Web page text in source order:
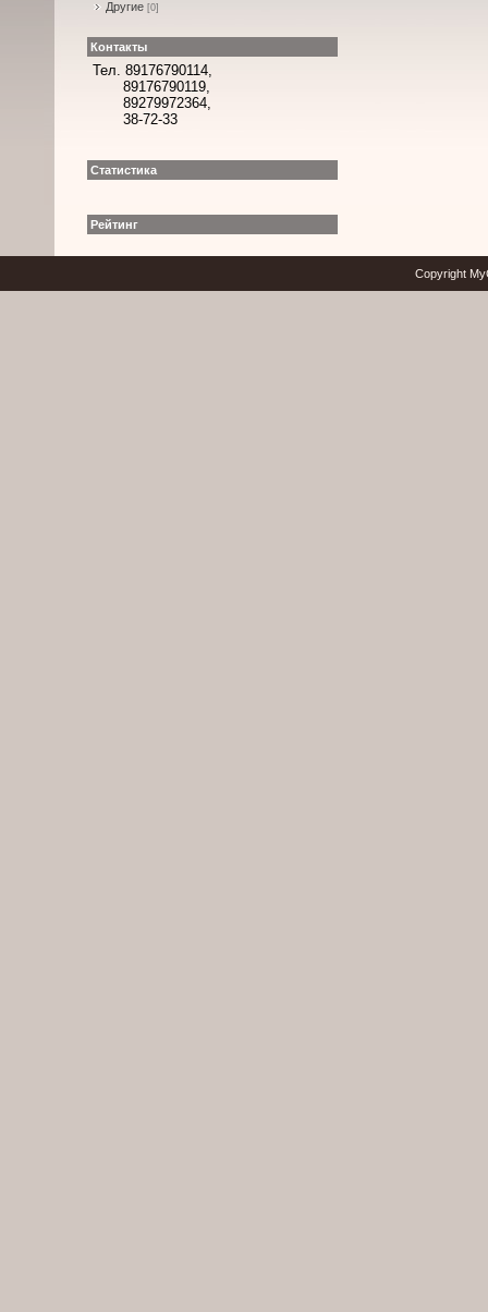
Другие [0]
Контакты
Тел. 89176790114,
89176790119,
89279972364,
38-72-33
Статистика
Рейтинг
Copyright